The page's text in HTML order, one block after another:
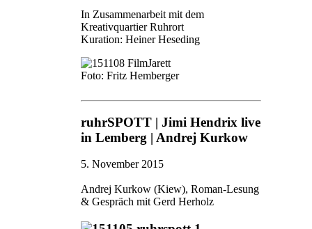
In Zusammenarbeit mit dem
Kreativquartier Ruhrort
Kuration: Heiner Heseding
Foto: Fritz Hemberger
ruhrSPOTT | Jimi Hendrix live
in Lemberg | Andrej Kurkow
5. November 2015
Andrej Kurkow (Kiew), Roman-Lesung
& Gespräch mit Gerd Herholz